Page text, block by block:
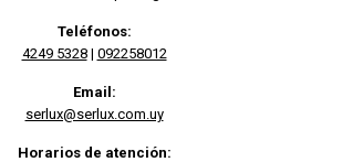
Teléfonos:
4249 5328| 092258012
Email:
serlux@serlux.com.uy
Horarios de atención: